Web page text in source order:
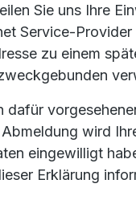
Sie uns Ihre
Service-
zu einem
wird
eingewilligt
Erklärung